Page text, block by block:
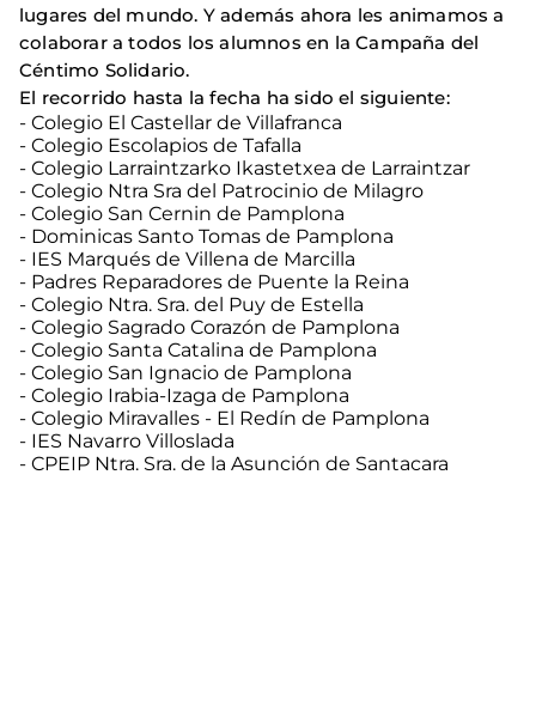
lugares del mundo. Y además ahora les animamos a
colaborar a todos los alumnos en la Campaña del
Céntimo Solidario.
El recorrido hasta la fecha ha sido el siguiente:
- Colegio El Castellar de Villafranca
- Colegio Escolapios de Tafalla
- Colegio Larraintzarko Ikastetxea de Larraintzar
- Colegio Ntra Sra del Patrocinio de Milagro
- Colegio San Cernin de Pamplona
- Dominicas Santo Tomas de Pamplona
- IES Marqués de Villena de Marcilla
- Padres Reparadores de Puente la Reina
- Colegio Ntra. Sra. del Puy de Estella
- Colegio Sagrado Corazón de Pamplona
- Colegio Santa Catalina de Pamplona
- Colegio San Ignacio de Pamplona
- Colegio Irabia-Izaga de Pamplona
- Colegio Miravalles - El Redín de Pamplona
- IES Navarro Villoslada
- CPEIP Ntra. Sra. de la Asunción de Santacara